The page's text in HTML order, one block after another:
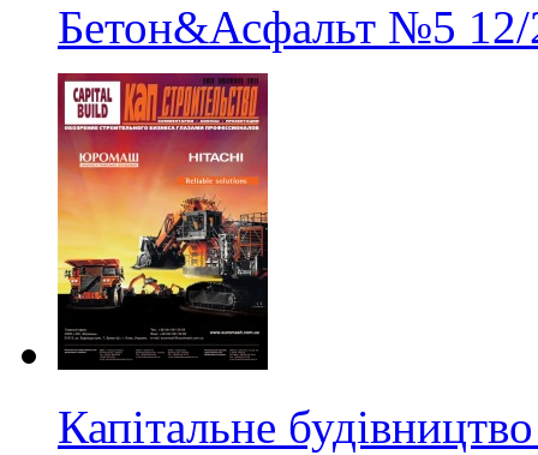
Бетон&Асфальт №5
Капітальне будівництво